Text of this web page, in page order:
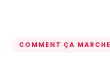
COMMENT ÇA MARCHE